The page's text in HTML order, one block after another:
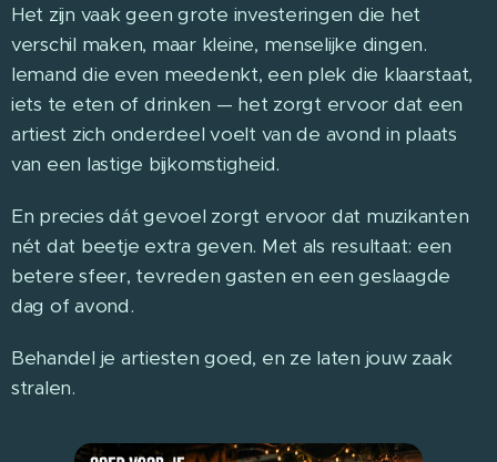
Het zijn vaak geen grote investeringen die het
verschil maken, maar kleine, menselijke dingen.
Iemand die even meedenkt, een plek die klaarstaat,
iets te eten of drinken — het zorgt ervoor dat een
artiest zich onderdeel voelt van de avond in plaats
van een lastige bijkomstigheid.
En precies dát gevoel zorgt ervoor dat muzikanten
nét dat beetje extra geven. Met als resultaat: een
betere sfeer, tevreden gasten en een geslaagde
dag of avond.
Behandel je artiesten goed, en ze laten jouw zaak
stralen.